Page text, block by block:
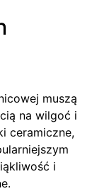
muszą
na wilgoć i
ceramiczne,
i